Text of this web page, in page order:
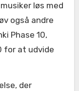
løs med
også andre
Phase 10,
for at udvide
der